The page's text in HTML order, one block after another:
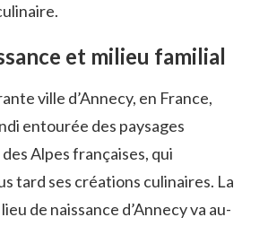
et milieu familial
ville d’Annecy, en France,
entourée des paysages
Alpes françaises, qui
tard ses créations culinaires. La
de naissance d’Annecy va au-